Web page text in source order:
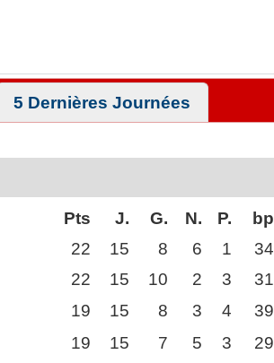
5 Dernières Journées
Pts J. G. N. P. bp
22 15 8 6 1 34
22 15 10 2 3 31
19 15 8 3 4 39
19 15 7 5 3 29